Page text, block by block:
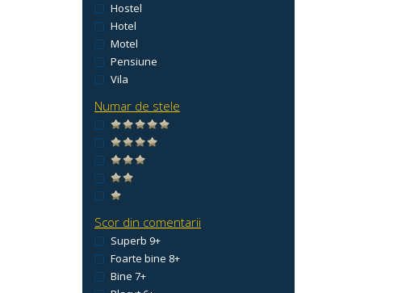
Hostel
Hotel
Motel
Pensiune
Vila
Numar de stele
Scor din comentarii
Superb 9+
Foarte bine 8+
Bine 7+